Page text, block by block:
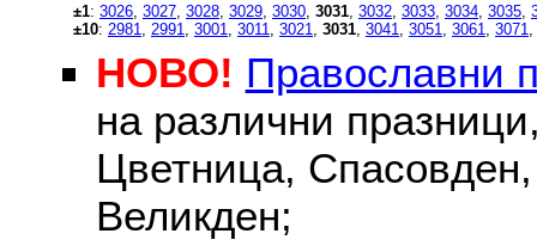
±1: 3026 3027 3028 3029 3030 3031 3032 3033 3034 3035
±10: 2981 2991 3001 3011 3021 3031 3041 3051 3061 3071
НОВО! Православни
на различни
Цветница, Спасовден,
Великден;